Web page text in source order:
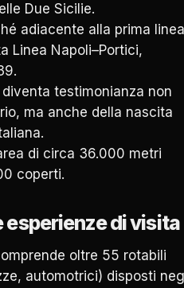
Due Sicilie.
adiacente alla prima linea
Linea Napoli–Portici,
testimonianza non
ma anche della nascita
di circa 36.000 metri
coperti.
esperienze di visita
oltre 55 rotabili
automotrici) disposti